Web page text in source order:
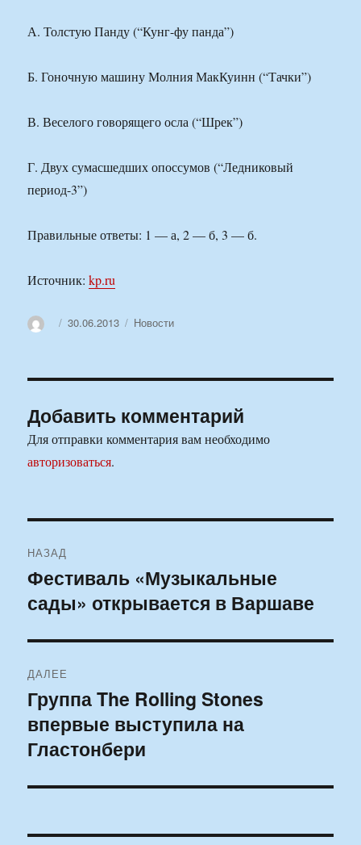
А. Толстую Панду (“Кунг-фу панда”)
Б. Гоночную машину Молния МакКуинн (“Тачки”)
В. Веселого говорящего осла (“Шрек”)
Г. Двух сумасшедших опоссумов (“Ледниковый
период-3”)
Правильные ответы: 1 — а, 2 — б, 3 — б.
Источник:kp.ru
АвторОпубликовано
30.06.2013 Рубрики
Новости
Добавить комментарий
Для отправки комментария вам необходимо
авторизоваться.
по
записям
НАЗАД
Предыдущая
запись:
Фестиваль «Музыкальные
сады» открывается в Варшаве
ДАЛЕЕ
Следующая
запись:
Группа The Rolling Stones
впервые выступила на
Гластонбери